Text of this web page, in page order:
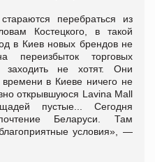
перебраться из
Костецкого, в такой
в Киев новых брендов не
переизбыток торговых
не хотят. Они
в Киеве ничего не
открывшуюся Lavina Mall
пустые... Сегодня
Беларуси. Там
условия», —